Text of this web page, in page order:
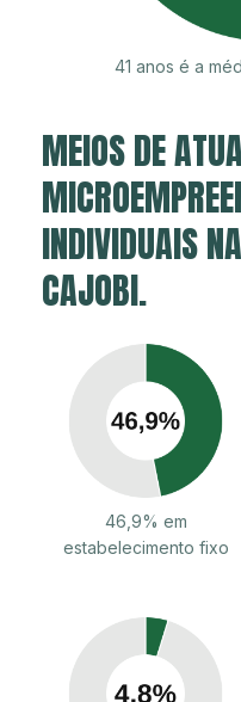
41 anos é a
MEIOS DE
INDIVIDUAIS
CAJOBI.
46,9% em
estabelecimento fixo